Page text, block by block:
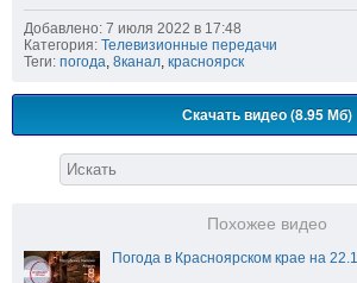
Добавлено: 7 июля 2022 в 17:48
Категория: Телевизионные передачи
Теги: погода, 8канал, красноярск
Скачать видео (8.95 Мб)
Похожее видео
Погода в Красноярском крае на